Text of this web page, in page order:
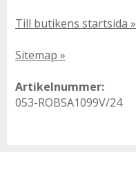
Till butikens startsida »
Sitemap »
Artikelnummer:
053-ROBSA1099V/24